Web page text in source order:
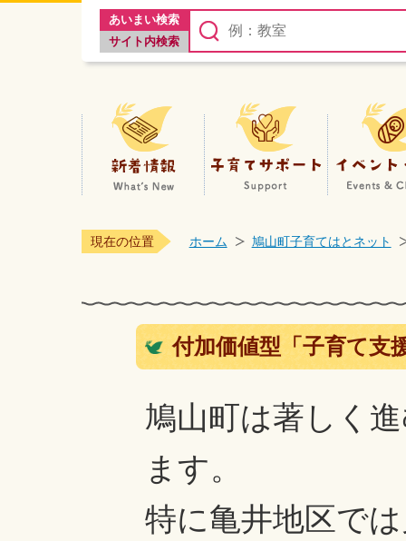
あいまい検索
サイト内検索
新着情報
現在の位置 ホーム 鳩山町子育てはとネット
付加価値型「子育て支
鳩山町は著しく
ます。
特に亀井地区で